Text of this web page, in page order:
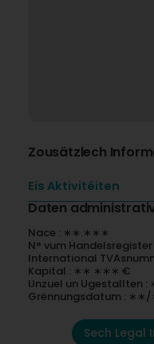
Zousätzlech
Eis Aktivitéiten
Daten
Nace : ∗∗.∗∗∗
N° vum
International
Kapital : ∗∗ ∗∗∗ €
Unzuel un Ugestallten
Grënnungsdatum :
Sech Legal